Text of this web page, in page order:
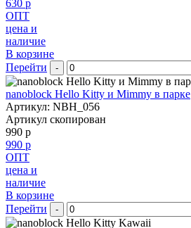
630 р
ОПТ
цена и
наличие
В корзине
Перейти
-
nanoblock Hello Kitty и Mimmy в парке
Артикул: NBH_056
Артикул скопирован
990 р
990 р
ОПТ
цена и
наличие
В корзине
Перейти
-